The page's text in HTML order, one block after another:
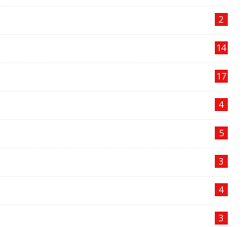
2
14
17
4
5
3
4
3